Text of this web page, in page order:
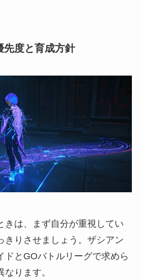
先度と育成方針
きは、まず自分が重視してい
きりさせましょう。ザシアン
ドとGOバトルリーグで求めら
ります。